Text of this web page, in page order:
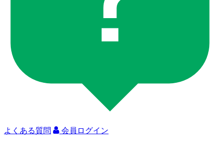
よくある質問 会員ログイン